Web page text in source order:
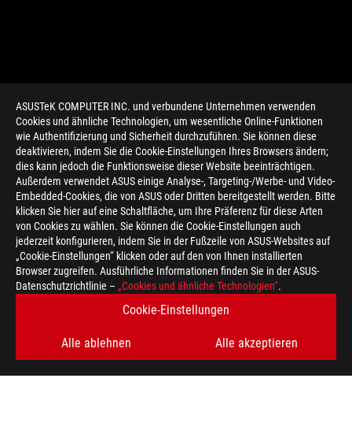
ASUSTeK COMPUTER INC. und verbundene Unternehmen verwenden
Cookies und ähnliche Technologien, um wesentliche Online-Funktionen
wie Authentifizierung und Sicherheit durchzuführen. Sie können diese
deaktivieren, indem Sie die Cookie-Einstellungen Ihres Browsers ändern;
dies kann jedoch die Funktionsweise dieser Website beeinträchtigen.
Außerdem verwendet ASUS einige Analyse-, Targeting-/Werbe- und Video-
Embedded-Cookies, die von ASUS oder Dritten bereitgestellt werden. Bitte
klicken Sie hier auf eine Schaltfläche, um Ihre Präferenz für diese Arten
von Cookies zu wählen. Sie können die Cookie-Einstellungen auch
jederzeit konfigurieren, indem Sie in der Fußzeile von ASUS-Websites auf
„Cookie-Einstellungen“ klicken oder auf den von Ihnen installierten
Browser zugreifen. Ausführliche Informationen finden Sie in der ASUS-
Datenschutzrichtlinie – „Cookies und ähnliche Technologien“.
Cookie-Einstellungen
Alle ablehnen Alle akzeptieren
> GAMING WRITINGBULL
ERHALTEN SIE DIE NEUESTEN ANGEBOTE UND MEHR